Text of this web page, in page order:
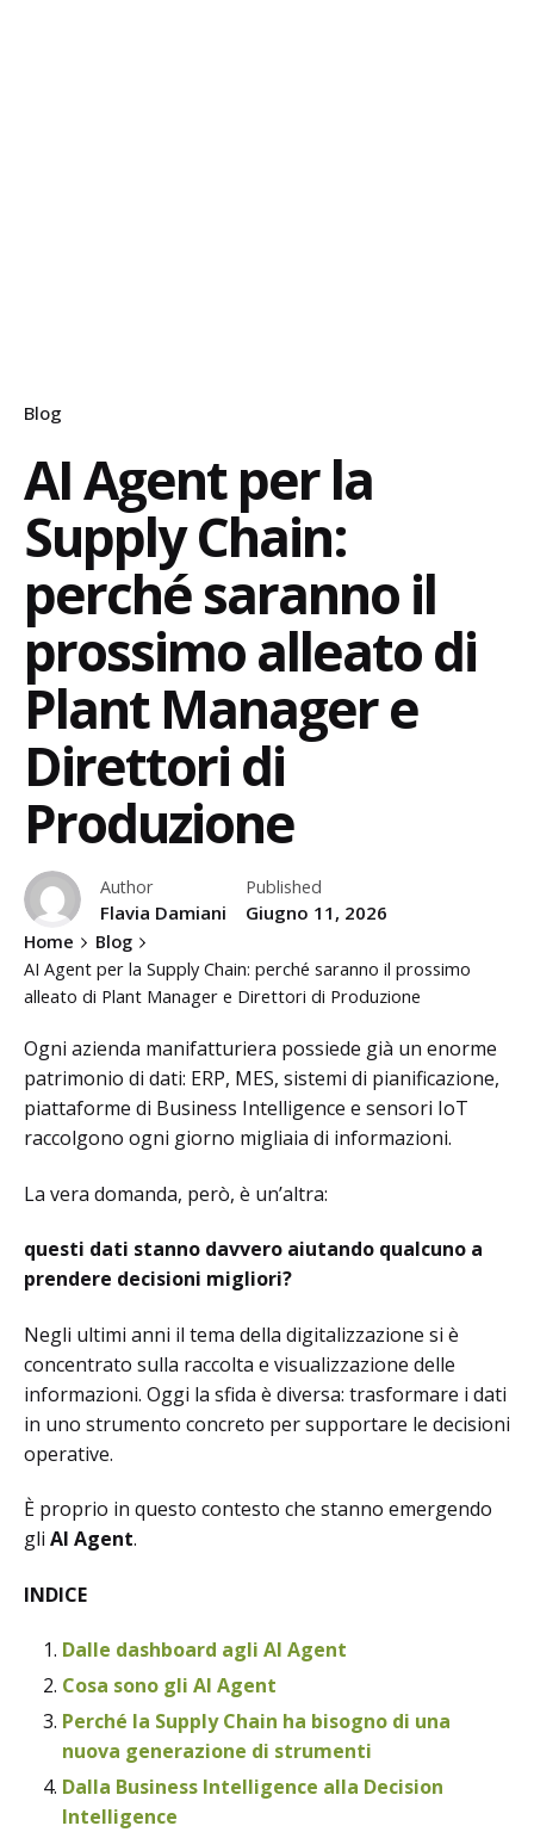
Blog
AI Agent per la
Supply Chain:
perché saranno il
prossimo alleato di
Plant Manager e
Direttori di
Produzione
Author
Flavia Damiani
Published
Giugno 11, 2026
Home
Blog
AI Agent per la Supply Chain: perché saranno il prossimo
alleato di Plant Manager e Direttori di Produzione
Ogni azienda manifatturiera possiede già un enorme
patrimonio di dati: ERP, MES, sistemi di pianificazione,
piattaforme di Business Intelligence e sensori IoT
raccolgono ogni giorno migliaia di informazioni.
La vera domanda, però, è un’altra:
questi dati stanno davvero aiutando qualcuno a
prendere decisioni migliori?
Negli ultimi anni il tema della digitalizzazione si è
concentrato sulla raccolta e visualizzazione delle
informazioni. Oggi la sfida è diversa: trasformare i dati
in uno strumento concreto per supportare le decisioni
operative.
È proprio in questo contesto che stanno emergendo
gli AI Agent.
INDICE
Dalle dashboard agli AI Agent
Cosa sono gli AI Agent
Perché la Supply Chain ha bisogno di una
nuova generazione di strumenti
Dalla Business Intelligence alla Decision
Intelligence